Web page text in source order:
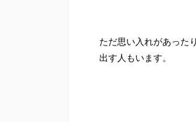
ただ思い入れがあった
出す人もいます。